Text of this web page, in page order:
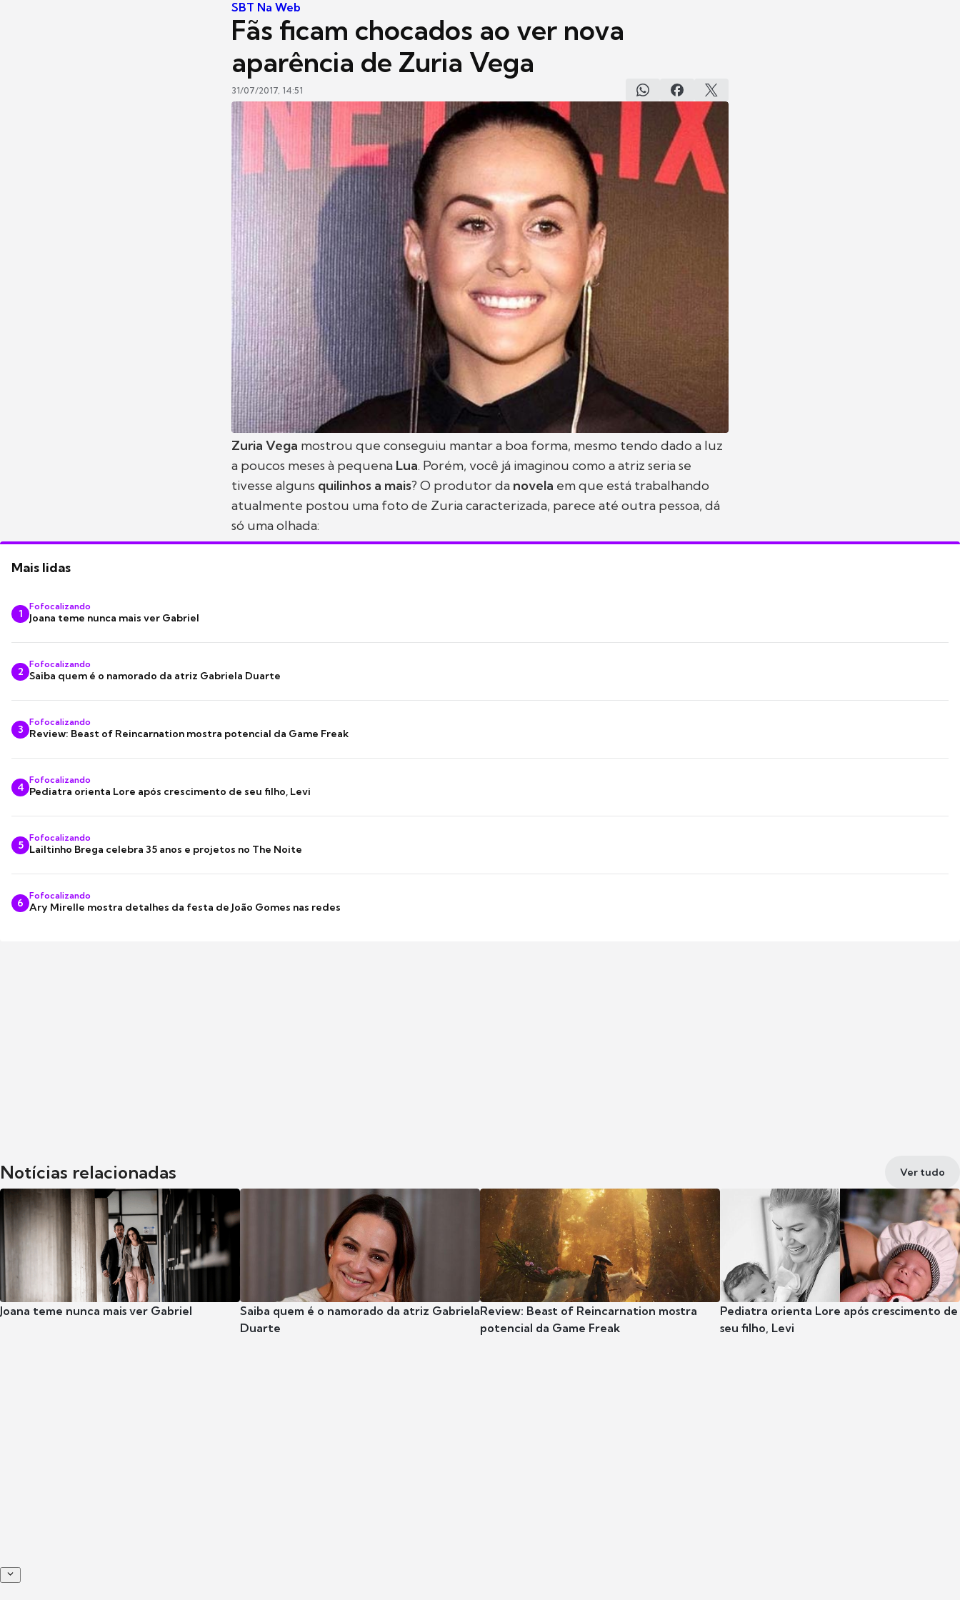
SBT Na Web
Fãs ficam chocados ao ver nova
aparência de Zuria Vega
31/07/2017, 14:51
Zuria Vega mostrou que conseguiu mantar a boa forma, mesmo tendo dado a luz
a poucos meses à pequena Lua. Porém, você já imaginou como a atriz seria se
tivesse alguns quilinhos a mais? O produtor da novela em que está trabalhando
atualmente postou uma foto de Zuria caracterizada, parece até outra pessoa, dá
só uma olhada:
Mais lidas
1
Fofocalizando
Joana teme nunca mais ver Gabriel
2
Fofocalizando
Saiba quem é o namorado da atriz Gabriela Duarte
3
Fofocalizando
Review: Beast of Reincarnation mostra potencial da Game Freak
4
Fofocalizando
Pediatra orienta Lore após crescimento de seu filho, Levi
5
Fofocalizando
Lailtinho Brega celebra 35 anos e projetos no The Noite
6
Fofocalizando
Ary Mirelle mostra detalhes da festa de João Gomes nas redes
Notícias relacionadas Ver tudo
Joana teme nunca mais ver Gabriel
Saiba quem é o namorado da atriz Gabriela
Duarte
Review: Beast of Reincarnation mostra
potencial da Game Freak
Pediatra orienta Lore após crescimento de
seu filho, Levi